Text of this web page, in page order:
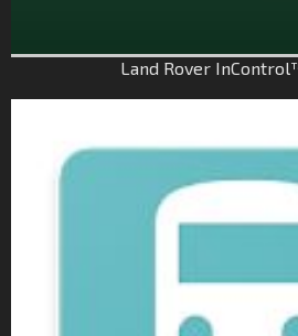
Land Rover